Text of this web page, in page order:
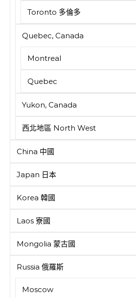
Toronto 多倫多
Quebec, Canada
Montreal
Quebec
Yukon, Canada
西北地區 North West
China 中國
Japan 日本
Korea 韓國
Laos 寮國
Mongolia 蒙古國
Russia 俄羅斯
Moscow